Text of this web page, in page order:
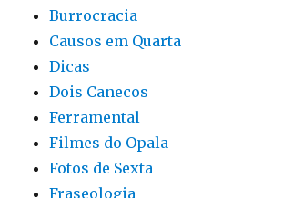
Burrocracia
Causos em Quarta
Dicas
Dois Canecos
Ferramental
Filmes do Opala
Fotos de Sexta
Fraseologia